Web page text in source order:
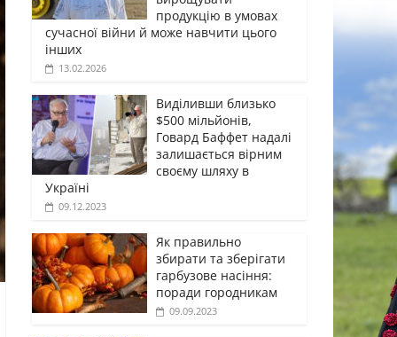
продукцію в умовах
сучасної війни й може навчити цього
інших
13.02.2026
Виділивши близько
$500 мільйонів,
Говард Баффет надалі
залишається вірним
своєму шляху в
Україні
09.12.2023
Як правильно
збирати та зберігати
гарбузове насіння:
поради городникам
09.09.2023